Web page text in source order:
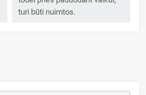
turi būti nuimtos.